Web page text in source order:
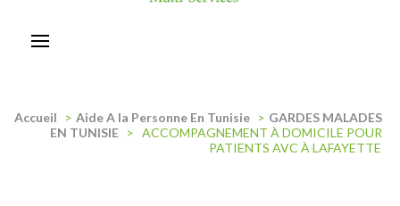
Accueil > Aide A la Personne En Tunisie > GARDES MALADES
EN TUNISIE > ACCOMPAGNEMENT À DOMICILE POUR
PATIENTS AVC À LAFAYETTE